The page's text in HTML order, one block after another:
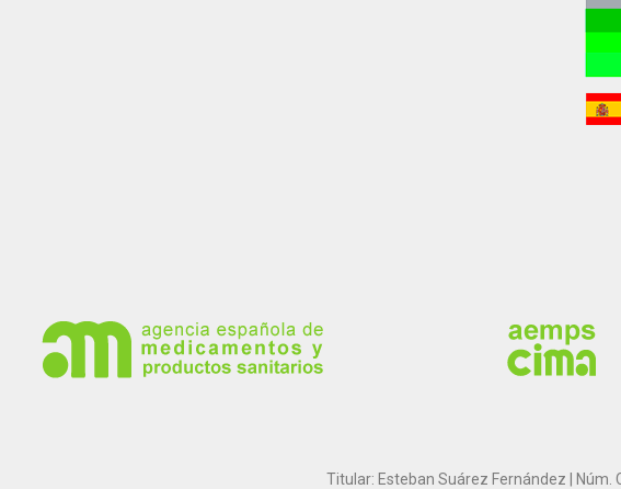
Titular: Esteban Suárez Fernández | Núm.